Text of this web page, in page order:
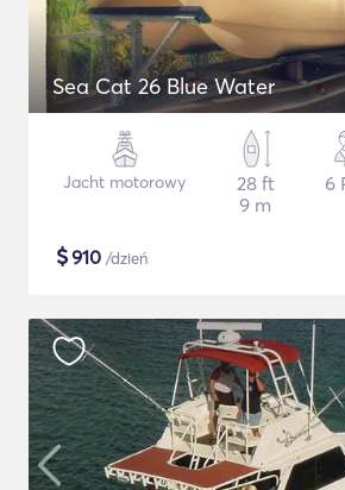
Sea Cat 26 Blue Water
Jacht motorowy
28 ft
9 m
6
$910 /dzień